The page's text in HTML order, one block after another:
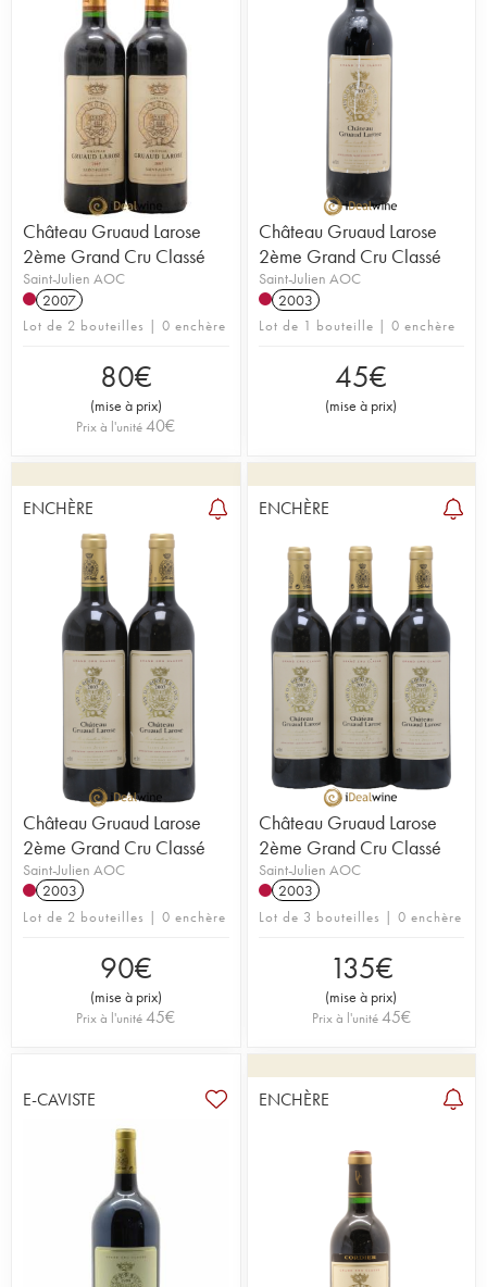
Château Gruaud Larose
2ème Grand Cru Classé
Saint-Julien AOC
2007
Lot de 2 bouteilles | 0 enchère
80€
(mise à prix)
Prix à l'unité40€
Château Gruaud Larose
2ème Grand Cru Classé
Saint-Julien AOC
2003
Lot de 1 bouteille | 0 enchère
45€
(mise à prix)
ENCHÈRE
Château Gruaud Larose
2ème Grand Cru Classé
Saint-Julien AOC
2003
Lot de 2 bouteilles | 0 enchère
90€
(mise à prix)
Prix à l'unité45€
ENCHÈRE
Château Gruaud Larose
2ème Grand Cru Classé
Saint-Julien AOC
2003
Lot de 3 bouteilles | 0 enchère
135€
(mise à prix)
Prix à l'unité45€
E-CAVISTE ENCHÈRE